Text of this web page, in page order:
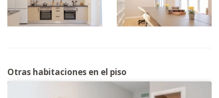
Otras habitaciones en el piso